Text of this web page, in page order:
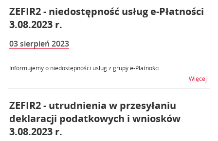
ZEFIR2 - niedostępność usług e-Płatności
3.08.2023 r.
03 sierpień 2023
Informujemy o niedostępności usług z grupy e-Płatności.
Więcej
ZEFIR2 - utrudnienia w przesyłaniu
deklaracji podatkowych i wniosków
3.08.2023 r.